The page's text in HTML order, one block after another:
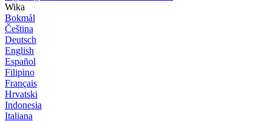
Wika
Bokmål
Čeština
Deutsch
English
Español
Filipino
Français
Hrvatski
Indonesia
Italiana